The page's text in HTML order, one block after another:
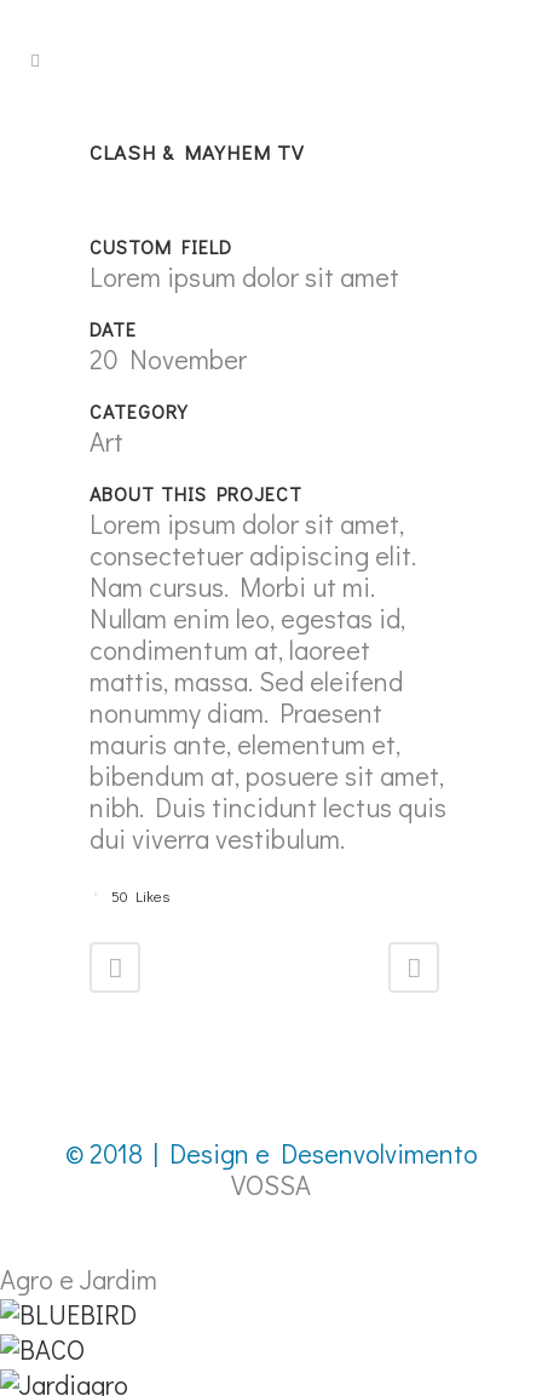
CLASH & MAYHEM TV
CUSTOM FIELD
Lorem ipsum dolor sit amet
DATE
20 November
CATEGORY
Art
ABOUT THIS PROJECT
Lorem ipsum dolor sit amet,
consectetuer adipiscing elit.
Nam cursus. Morbi ut mi.
Nullam enim leo, egestas id,
condimentum at, laoreet
mattis, massa. Sed eleifend
nonummy diam. Praesent
mauris ante, elementum et,
bibendum at, posuere sit amet,
nibh. Duis tincidunt lectus quis
dui viverra vestibulum.
50 Likes
© 2018 | Design e Desenvolvimento
VOSSA
Agro e Jardim